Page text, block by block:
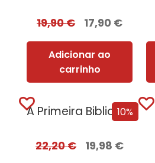
19,90€ 17,90 €
Adicionar ao
carrinho
10%
A Primeira Biblioteca da Humanidade
22,20€ 19,98 €